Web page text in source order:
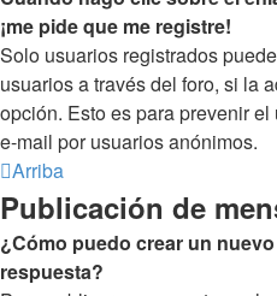
¡me pide que me registre!
Solo usuarios registrados
usuarios a través del foro, si la
opción. Esto es para prevenir
e-mail por usuarios anónimos.
Arriba
Publicación de
¿Cómo puedo crear un
respuesta?